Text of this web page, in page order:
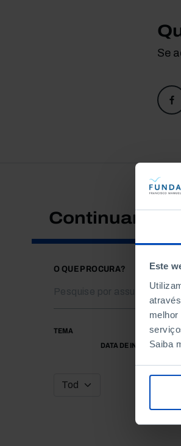
Este
Saiba
Se
Continuar a
O QUE PROCURA?
TEMA
DATA DE INÍCIO